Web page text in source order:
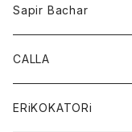
Sapir Bachar
CALLA
ERiKOKATORi